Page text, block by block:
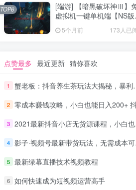
[端游] 【暗黑破坏神Ⅲ】
虚拟机一键单机端【NS版
5个月前 173人已
TOP6
点赞最多 最近更新 猜你喜欢
1 蟹老板：抖音养生茶玩法大揭秘，暴利躺赚项目
2 零成本赚钱攻略，小白也能日入200+ 抖音项目大合
3 2021最新抖音小店无货源课程，小白也能学会做抖店，轻松月入过万
4 影子·视频号最新带货玩法，无需成本可直接操作
5 最新绿幕直播技术视频教程
6 如何快速成为短视频运营高手